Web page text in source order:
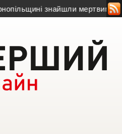
знайшли мертвим 58-